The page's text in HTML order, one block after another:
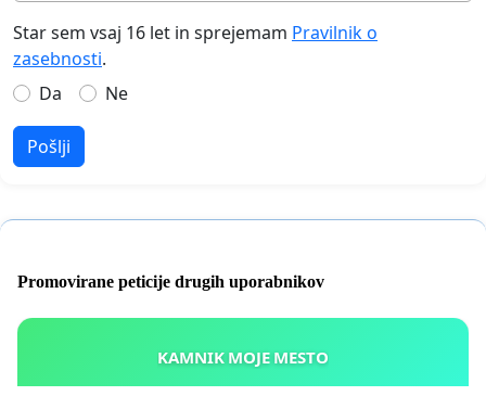
Star sem vsaj 16 let in sprejemam Pravilnik o
zasebnosti.
Da
Ne
Pošlji
Promovirane peticije drugih uporabnikov
KAMNIK MOJE MESTO